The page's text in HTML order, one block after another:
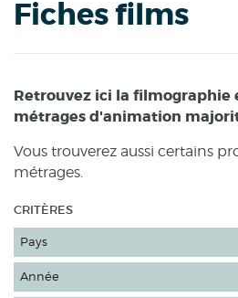
Fiches films
Retrouvez ici la filmographie
métrages d'animation
Vous trouverez aussi certains
métrages.
CRITÈRES
Pays
Année